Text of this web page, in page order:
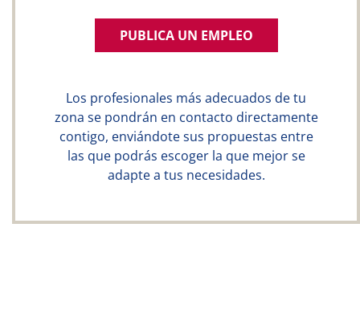
PUBLICA UN EMPLEO
Los profesionales más adecuados de tu
zona se pondrán en contacto directamente
contigo, enviándote sus propuestas entre
las que podrás escoger la que mejor se
adapte a tus necesidades.